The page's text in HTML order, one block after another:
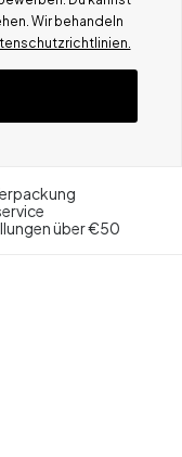
Wir behandeln
über €50